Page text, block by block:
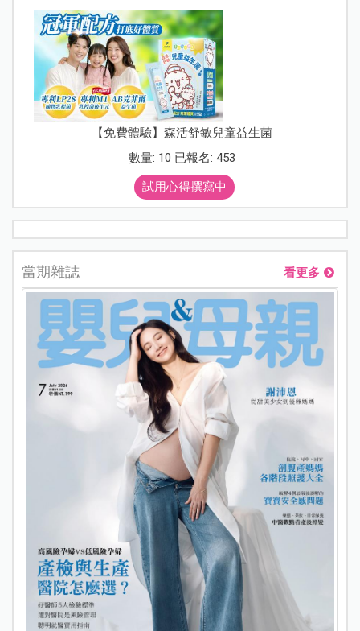
【免費體驗】森活舒敏兒童益生菌
數量: 10 已報名: 453
試用心得撰寫中
當期雜誌 看更多